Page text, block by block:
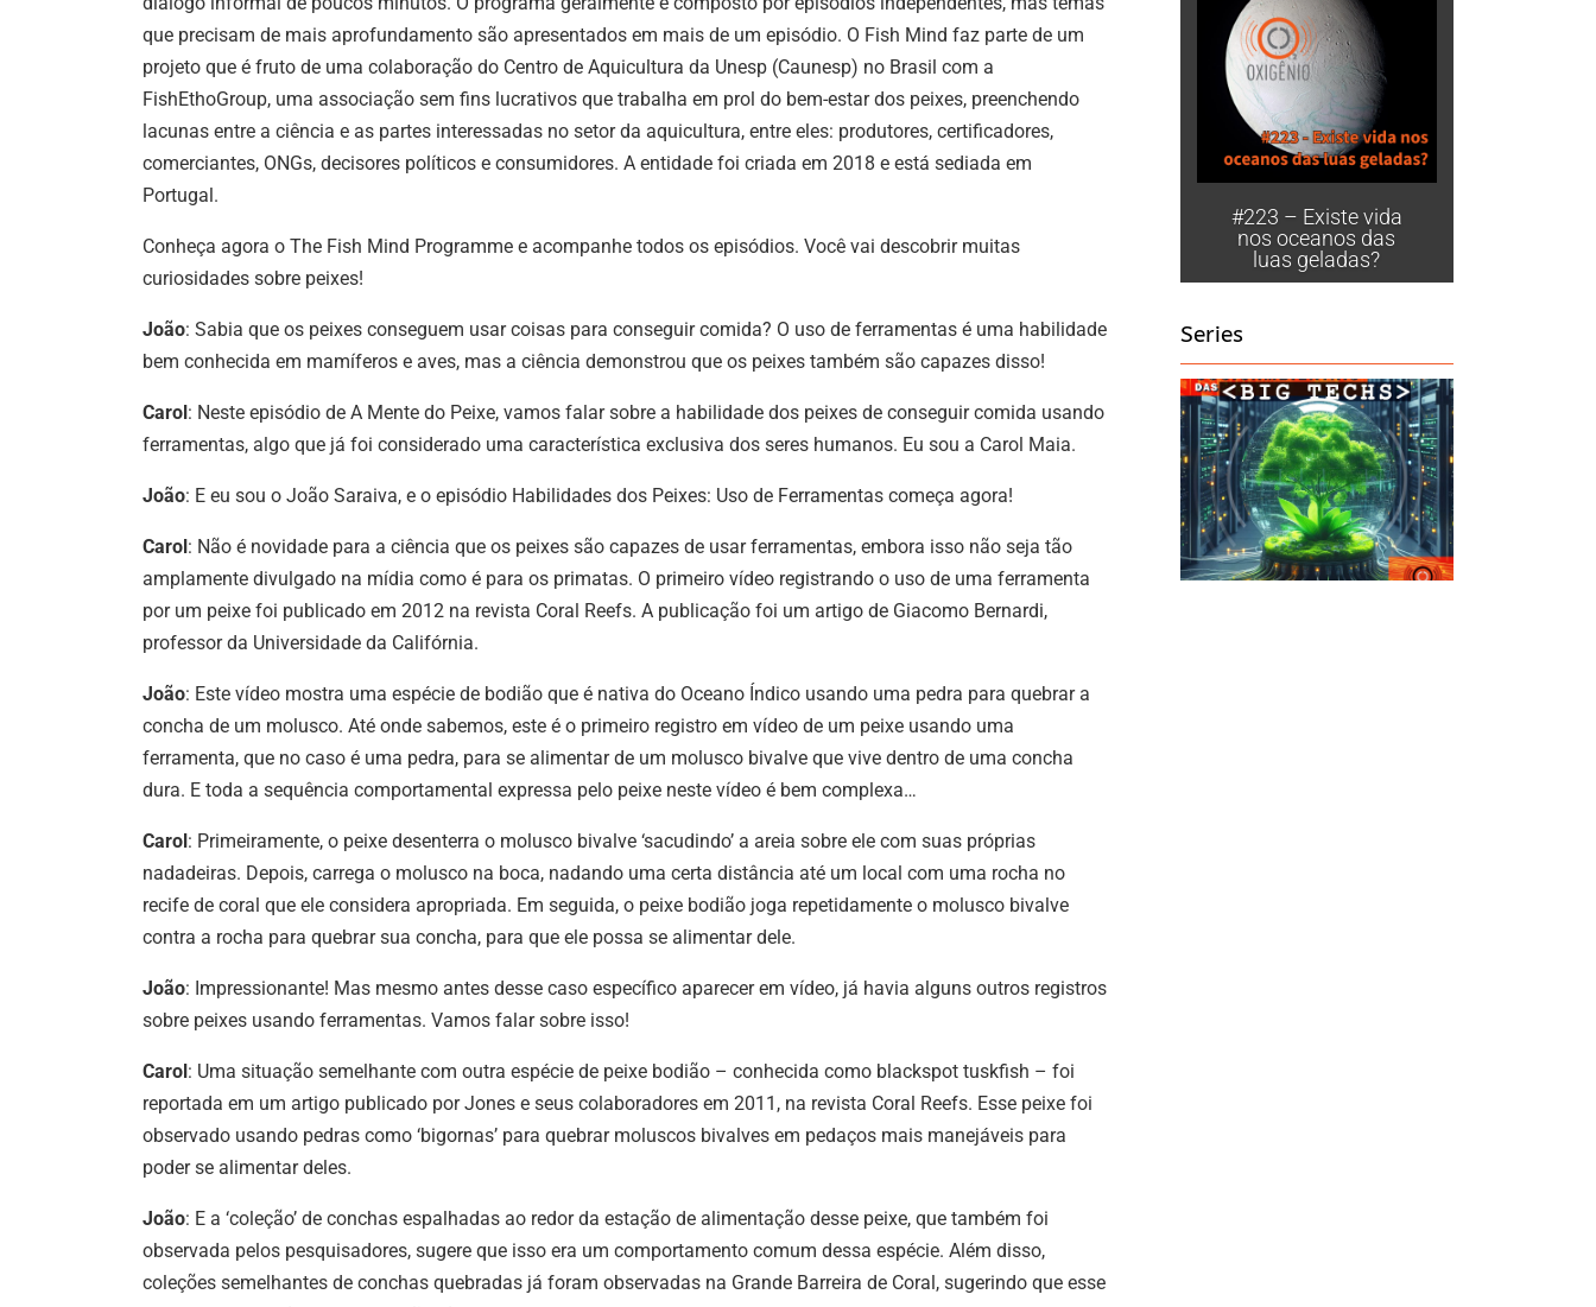
que precisam de mais aprofundamento são apresentados em mais de um episódio. O Fish Mind faz parte de um
projeto que é fruto de uma colaboração do Centro de Aquicultura da Unesp (Caunesp) no Brasil com a
FishEthoGroup, uma associação sem fins lucrativos que trabalha em prol do bem-estar dos peixes, preenchendo
lacunas entre a ciência e as partes interessadas no setor da aquicultura, entre eles: produtores, certificadores,
comerciantes, ONGs, decisores políticos e consumidores. A entidade foi criada em 2018 e está sediada em
Portugal.
Conheça agora o The Fish Mind Programme e acompanhe todos os episódios. Você vai descobrir muitas
curiosidades sobre peixes!
João: Sabia que os peixes conseguem usar coisas para conseguir comida? O uso de ferramentas é uma habilidade
bem conhecida em mamíferos e aves, mas a ciência demonstrou que os peixes também são capazes disso!
Carol: Neste episódio de A Mente do Peixe, vamos falar sobre a habilidade dos peixes de conseguir comida usando
ferramentas, algo que já foi considerado uma característica exclusiva dos seres humanos. Eu sou a Carol Maia.
João: E eu sou o João Saraiva, e o episódio Habilidades dos Peixes: Uso de Ferramentas começa agora!
Carol: Não é novidade para a ciência que os peixes são capazes de usar ferramentas, embora isso não seja tão
amplamente divulgado na mídia como é para os primatas. O primeiro vídeo registrando o uso de uma ferramenta
por um peixe foi publicado em 2012 na revista Coral Reefs. A publicação foi um artigo de Giacomo Bernardi,
professor da Universidade da Califórnia.
João: Este vídeo mostra uma espécie de bodião que é nativa do Oceano Índico usando uma pedra para quebrar a
concha de um molusco. Até onde sabemos, este é o primeiro registro em vídeo de um peixe usando uma
ferramenta, que no caso é uma pedra, para se alimentar de um molusco bivalve que vive dentro de uma concha
dura. E toda a sequência comportamental expressa pelo peixe neste vídeo é bem complexa…
Carol: Primeiramente, o peixe desenterra o molusco bivalve ‘sacudindo’ a areia sobre ele com suas próprias
nadadeiras. Depois, carrega o molusco na boca, nadando uma certa distância até um local com uma rocha no
recife de coral que ele considera apropriada. Em seguida, o peixe bodião joga repetidamente o molusco bivalve
contra a rocha para quebrar sua concha, para que ele possa se alimentar dele.
João: Impressionante! Mas mesmo antes desse caso específico aparecer em vídeo, já havia alguns outros registros
sobre peixes usando ferramentas. Vamos falar sobre isso!
Carol: Uma situação semelhante com outra espécie de peixe bodião – conhecida como blackspot tuskfish – foi
reportada em um artigo publicado por Jones e seus colaboradores em 2011, na revista Coral Reefs. Esse peixe foi
observado usando pedras como ‘bigornas’ para quebrar moluscos bivalves em pedaços mais manejáveis para
poder se alimentar deles.
João: E a ‘coleção’ de conchas espalhadas ao redor da estação de alimentação desse peixe, que também foi
observada pelos pesquisadores, sugere que isso era um comportamento comum dessa espécie. Além disso,
coleções semelhantes de conchas quebradas já foram observadas na Grande Barreira de Coral, sugerindo que esse
#223 – Existe vida
nos oceanos das
luas geladas?
Series